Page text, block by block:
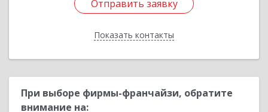
Отправить заявку
Показать контакты
Отправить заявку
Назад
При выборе фирмы-франчайзи, обратите
внимание на: